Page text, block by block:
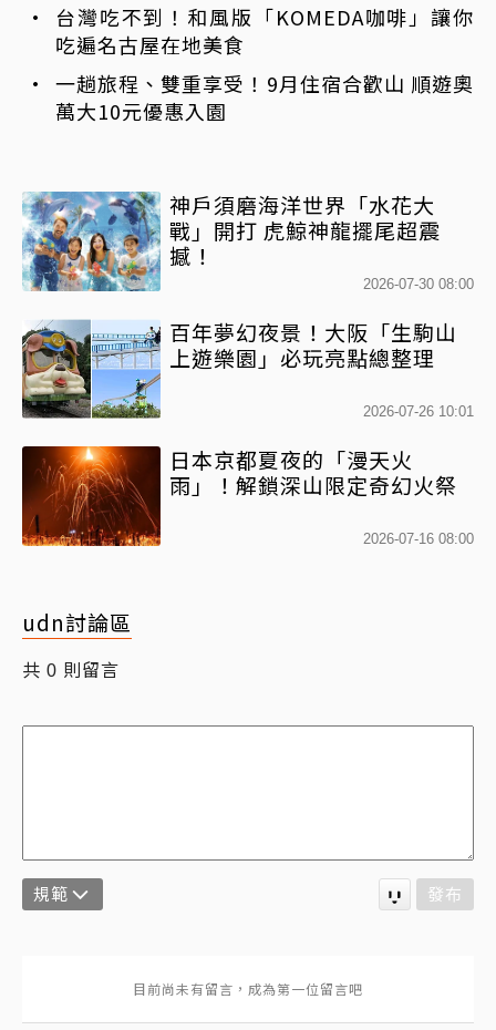
台灣吃不到！和風版「KOMEDA咖啡」讓你
吃遍名古屋在地美食
一趟旅程、雙重享受！9月住宿合歡山 順遊奧
萬大10元優惠入園
神戶須磨海洋世界「水花大
戰」開打 虎鯨神龍擺尾超震
撼！
2026-07-30 08:00
百年夢幻夜景！大阪「生駒山
上遊樂園」必玩亮點總整理
2026-07-26 10:01
日本京都夏夜的「漫天火
雨」！解鎖深山限定奇幻火祭
2026-07-16 08:00
udn討論區
共 0 則留言
規範 發布